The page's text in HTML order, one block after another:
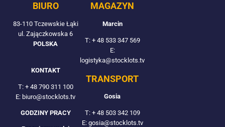
BIURO
83-110 Tczewskie Łąki
ul. Zajączkowska 6
POLSKA
KONTAKT
T: + 48 790 311 100
E: biuro@stocklots.tv
GODZINY PRACY
MAGAZYN
Marcin
T: + 48 533 347 569
E:
logistyka@stocklots.tv
TRANSPORT
Gosia
T: + 48 503 342 109
E: gosia@stocklots.tv